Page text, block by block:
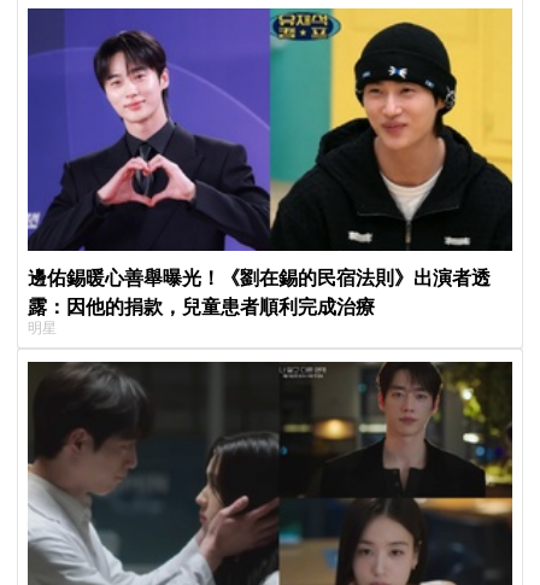
邊佑錫暖心善舉曝光！《劉在錫的民宿法則》出演者透
露：因他的捐款，兒童患者順利完成治療
明星